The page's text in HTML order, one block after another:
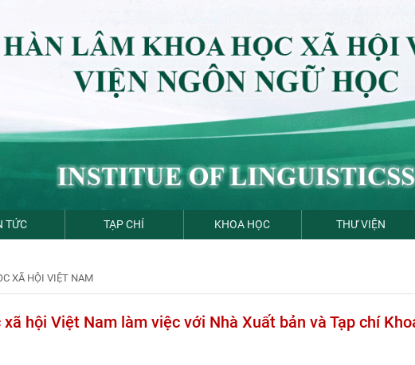
TỨC TẠP CHÍ KHOA HỌC THƯ VIỆN
XÃ HỘI VIỆT NAM
hội Việt Nam làm việc với Nhà Xuất bản và Tạp chí